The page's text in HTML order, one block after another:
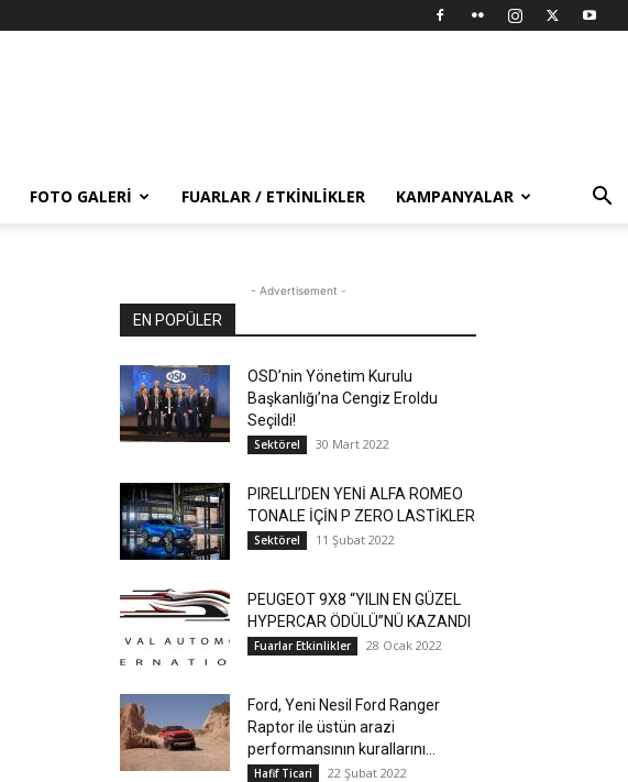
FOTO GALERI FUARLAR / ETKINLIKLER KAMPANYALAR
- Advertisement -
EN POPÜLER
OSD’nin Yönetim Kurulu
Başkanlığı’na Cengiz Eroldu
Seçildi!
Sektörel 30 Mart 2022
PIRELLI’DEN YENİ ALFA ROMEO
TONALE İÇİN P ZERO LASTİKLER
Sektörel 11 Şubat 2022
PEUGEOT 9X8 “YILIN EN GÜZEL
HYPERCAR ÖDÜLÜ”NÜ KAZANDI
Fuarlar Etkinlikler 28 Ocak 2022
Ford, Yeni Nesil Ford Ranger
Raptor ile üstün arazi
performansının kurallarını...
Hafif Ticari 22 Şubat 2022